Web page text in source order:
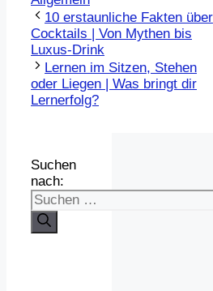
10 erstaunliche Fakten über
Cocktails | Von Mythen bis
Luxus-Drink
Lernen im Sitzen, Stehen
oder Liegen | Was bringt dir
Lernerfolg?
Suchen
nach: